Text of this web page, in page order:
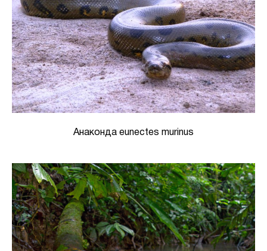
Анаконда eunectes murinus